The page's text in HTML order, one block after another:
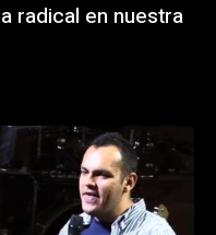
radical en nuestra